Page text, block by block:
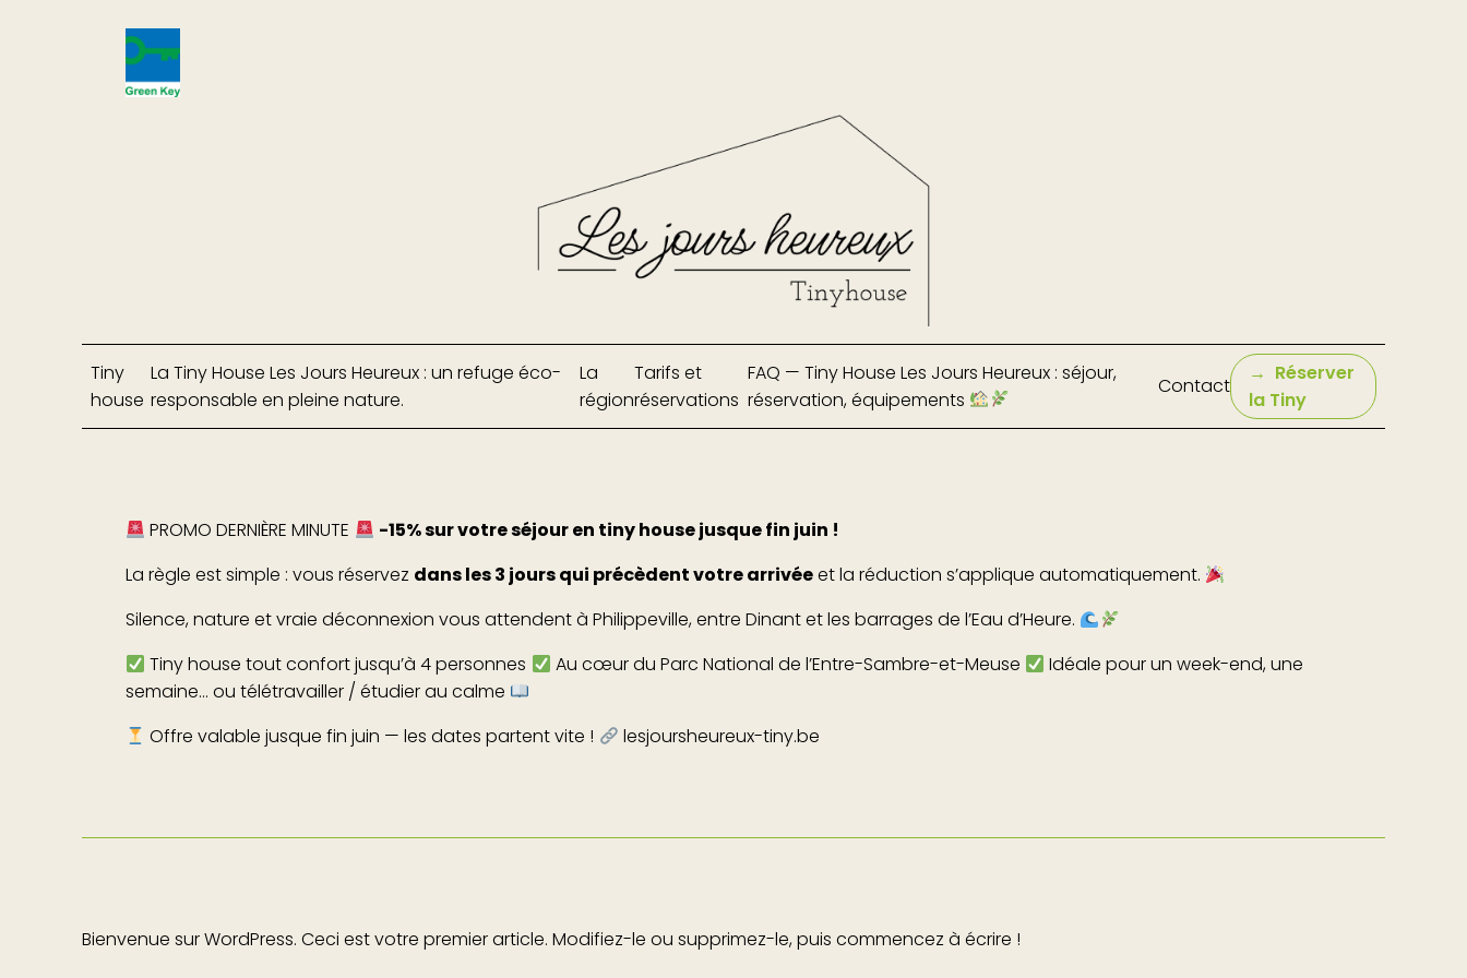
Tiny
house
La Tiny House Les Jours Heureux : un refuge éco-
responsable en pleine nature.
La
région
Tarifs et
réservations
FAQ — Tiny House Les Jours Heureux : séjour,
réservation, équipements
Contact
Réserver
la Tiny
PROMO DERNIÈRE MINUTE
-15% sur votre séjour en tiny house jusque fin juin !
La règle est simple : vous réservez dans les 3 jours qui précèdent votre arrivéeet la réduction s’applique automatiquement.
Silence, nature et vraie déconnexion vous attendent à Philippeville, entre Dinant et les barrages de l’Eau d’Heure.
Tiny house tout confort jusqu’à 4 personnes
Au cœur du Parc National de l’Entre-Sambre-et-Meuse
Idéale pour un week-end, une
semaine… ou télétravailler / étudier au calme
Offre valable jusque fin juin — les dates partent vite !
lesjoursheureux-tiny.be
Bienvenue sur WordPress. Ceci est votre premier article. Modifiez-le ou supprimez-le, puis commencez à écrire !